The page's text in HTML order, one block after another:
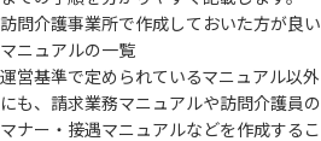
訪問介護事業所で作成しておいた方が良い
マニュアルの一覧
運営基準で定められているマニュアル以外
にも、請求業務マニュアルや訪問介護員の
マナー・接遇マニュアルなどを作成するこ